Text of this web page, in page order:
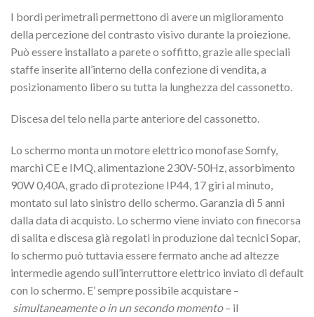
I bordi perimetrali permettono di avere un miglioramento
della percezione del contrasto visivo durante la proiezione.
Può essere installato a parete o soffitto, grazie alle speciali
staffe inserite all’interno della confezione di vendita, a
posizionamento libero su tutta la lunghezza del cassonetto.
Discesa del telo nella parte anteriore del cassonetto.
Lo schermo monta un motore elettrico monofase Somfy,
marchi CE e IMQ, alimentazione 230V-50Hz, assorbimento
90W 0,40A, grado di protezione IP44, 17 giri al minuto,
montato sul lato sinistro dello schermo. Garanzia di 5 anni
dalla data di acquisto. Lo schermo viene inviato con finecorsa
di salita e discesa già regolati in produzione dai tecnici Sopar,
lo schermo può tuttavia essere fermato anche ad altezze
intermedie agendo sull’interruttore elettrico inviato di default
con lo schermo. E’ sempre possibile acquistare –
simultaneamente o in un secondo momento– il